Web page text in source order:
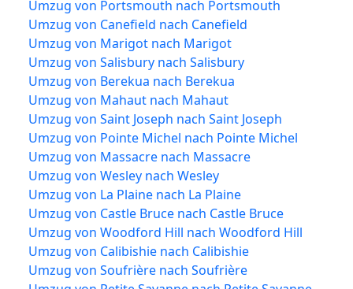
Umzug von Portsmouth nach Portsmouth
Umzug von Canefield nach Canefield
Umzug von Marigot nach Marigot
Umzug von Salisbury nach Salisbury
Umzug von Berekua nach Berekua
Umzug von Mahaut nach Mahaut
Umzug von Saint Joseph nach Saint Joseph
Umzug von Pointe Michel nach Pointe Michel
Umzug von Massacre nach Massacre
Umzug von Wesley nach Wesley
Umzug von La Plaine nach La Plaine
Umzug von Castle Bruce nach Castle Bruce
Umzug von Woodford Hill nach Woodford Hill
Umzug von Calibishie nach Calibishie
Umzug von Soufrière nach Soufrière